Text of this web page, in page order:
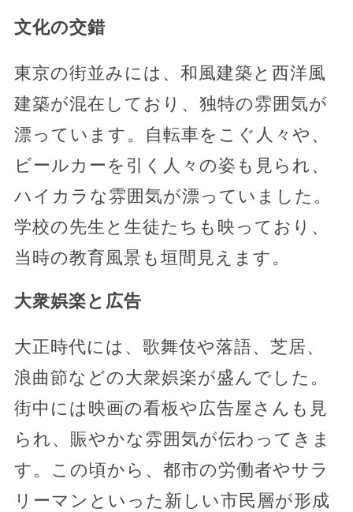
文化の交錯
東京の街並みには、和風建築と西洋風
建築が混在しており、独特の雰囲気が
漂っています。自転車をこぐ人々や、
ビールカーを引く人々の姿も見られ、
ハイカラな雰囲気が漂っていました。
学校の先生と生徒たちも映っており、
当時の教育風景も垣間見えます。
大衆娯楽と広告
大正時代には、歌舞伎や落語、芝居、
浪曲節などの大衆娯楽が盛んでした。
街中には映画の看板や広告屋さんも見
られ、賑やかな雰囲気が伝わってきま
す。この頃から、都市の労働者やサラ
リーマンといった新しい市民層が形成